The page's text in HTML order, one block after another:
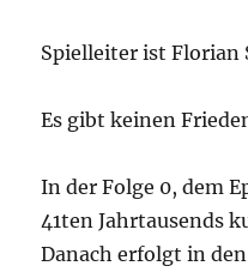
Spielleiter ist Florian
Es gibt keinen
In der Folge 0, dem
41ten Jahrtausends
Danach erfolgt in